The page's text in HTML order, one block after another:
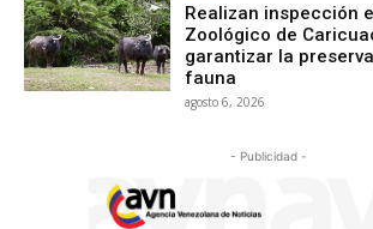
Realizan inspección
Zoológico de
garantizar la
fauna
agosto 6, 2026
- Publicidad -